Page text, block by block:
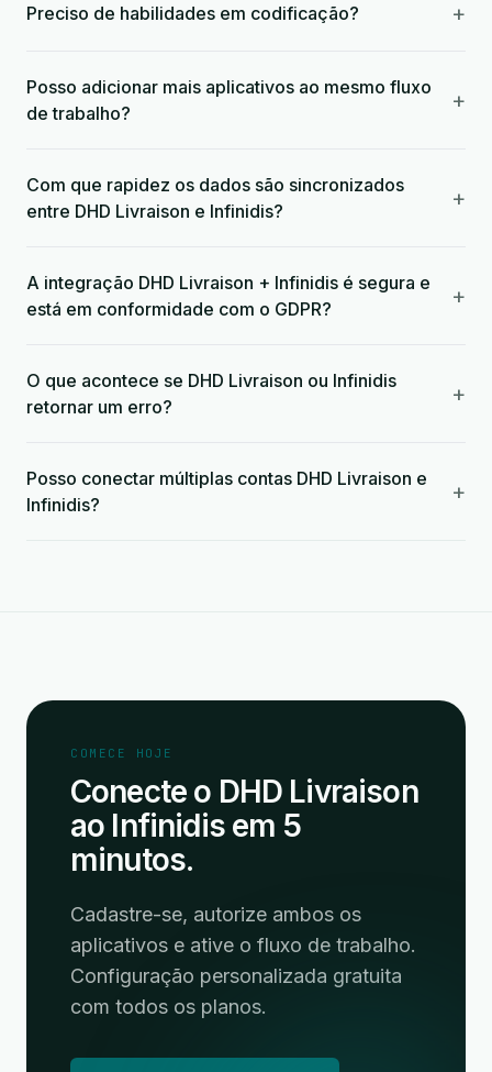
Preciso de habilidades em codificação? +
Posso adicionar mais aplicativos ao mesmo fluxo
de trabalho?
+
Com que rapidez os dados são sincronizados
entre DHD Livraison e Infinidis?
+
A integração DHD Livraison + Infinidis é segura e
está em conformidade com o GDPR?
+
O que acontece se DHD Livraison ou Infinidis
retornar um erro?
+
Posso conectar múltiplas contas DHD Livraison e
Infinidis?
+
COMECE HOJE
Conecte o DHD Livraison
ao Infinidis em 5
minutos.
Cadastre-se, autorize ambos os
aplicativos e ative o fluxo de trabalho.
Configuração personalizada gratuita
com todos os planos.